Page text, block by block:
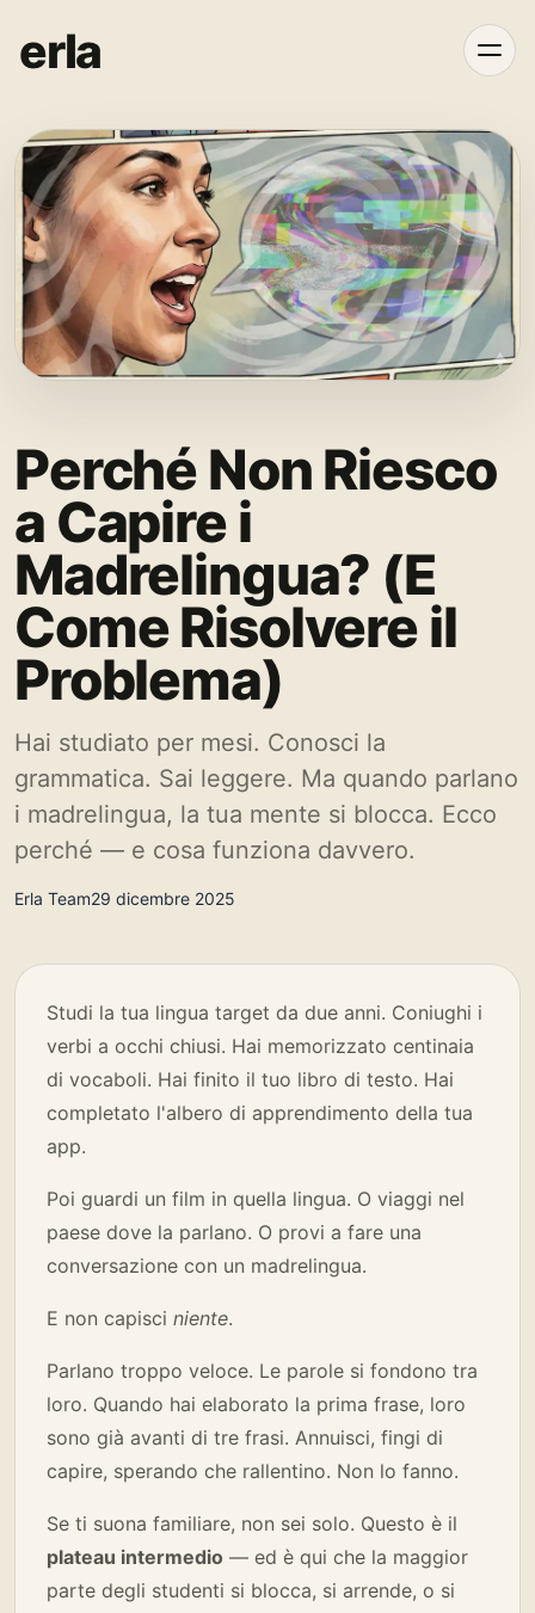
erla
Perché Non Riesco
a Capire i
Madrelingua? (E
Come Risolvere il
Problema)
Hai studiato per mesi. Conosci la
grammatica. Sai leggere. Ma quando parlano
i madrelingua, la tua mente si blocca. Ecco
perché — e cosa funziona davvero.
Erla Team29 dicembre 2025
Studi la tua lingua target da due anni. Coniughi i
verbi a occhi chiusi. Hai memorizzato centinaia
di vocaboli. Hai finito il tuo libro di testo. Hai
completato l'albero di apprendimento della tua
app.
Poi guardi un film in quella lingua. O viaggi nel
paese dove la parlano. O provi a fare una
conversazione con un madrelingua.
E non capisci niente.
Parlano troppo veloce. Le parole si fondono tra
loro. Quando hai elaborato la prima frase, loro
sono già avanti di tre frasi. Annuisci, fingi di
capire, sperando che rallentino. Non lo fanno.
Se ti suona familiare, non sei solo. Questo è il
plateau intermedio — ed è qui che la maggior
parte degli studenti si blocca, si arrende, o si